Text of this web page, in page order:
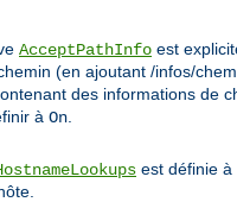
AcceptPathInfo est
(en ajoutant /infos/
des informations de
à On
est définie à